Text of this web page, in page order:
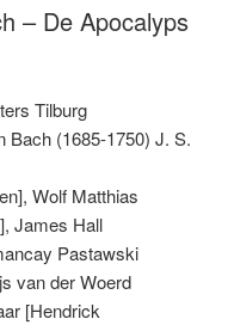
– De Apocalyps
Tilburg
Bach (1685-1750) J. S.
Wolf Matthias
James Hall
Pastawski
van der Woerd
[Hendrick